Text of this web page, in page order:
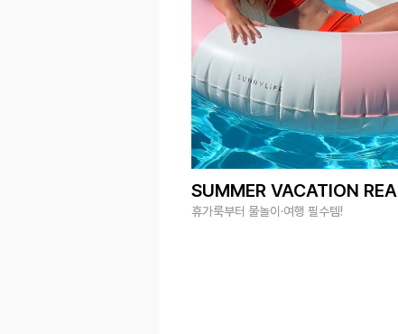
SUMMER VACATION
휴가룩부터 물놀이·여행 필수템!